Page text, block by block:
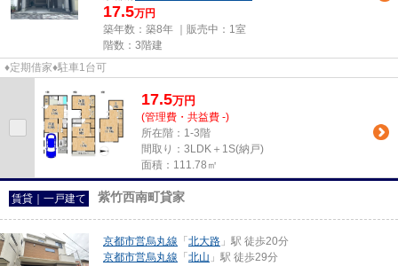
17.5万円
築年数：築8年 ｜販売中： 1室
階数：3階建
♦定期借家♦駐車1台可
17.5万円
(管理費・共益費 -)
所在階：1-3階
間取り：3LDK＋1S(納戸)
面積：111.78㎡
賃貸｜一戸建て 紫竹西南町貸家
京都市営烏丸線 「 北大路 」駅 徒歩20分
京都市営烏丸線 「 北山 」駅 徒歩29分